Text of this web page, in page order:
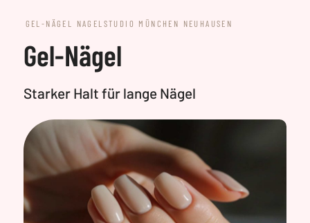
GEL-NÄGEL NAGELSTUDIO MÜNCHEN NEUHAUSEN
Gel-Nägel
Starker Halt für lange Nägel